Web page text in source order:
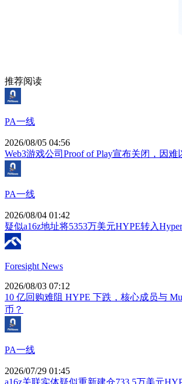
推荐阅读
PA一线
2026/08/05 04:56
Web3游戏公司Proof of Play宣布关闭，因
PA一线
2026/08/04 01:42
疑似a16z地址将5353万美元HYPE转入
Foresight News
2026/08/03 07:12
10 亿回购难阻 HYPE 下跌，核心成员与
币？
PA一线
2026/07/29 01:45
a16z关联实体疑似重新建仓733.5万美元